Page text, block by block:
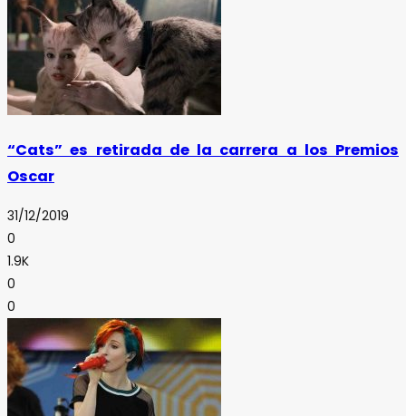
“Cats” es retirada de la carrera a los Premios
Oscar
31/12/2019
0
1.9K
0
0